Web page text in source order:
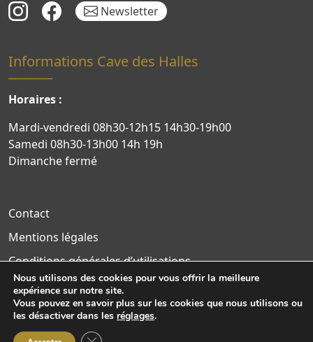
Nous utilisons des cookies pour vous offrir la meilleure
expérience sur notre site.
Vous pouvez en savoir plus sur les cookies que nous utilisons ou
les désactiver dans les réglages.
Fermer la bannière des cookies GDPR
Newsletter
Informations Cave des Halles
Horaires :
Mardi-vendredi 08h30-12h15 14h30-19h00
Samedi 08h30-13h00 14h 19h
Dimanche fermé
Contact
Mentions légales
Conditions générales d’utilisations
Politique de confidentialité
Site WordPress par Nouvel Oeil